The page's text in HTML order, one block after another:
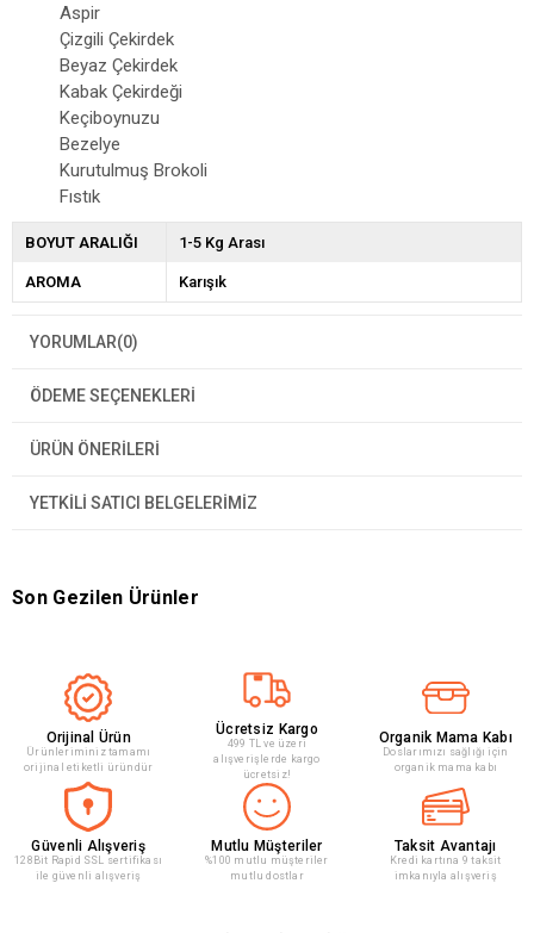
Aspir
Çizgili Çekirdek
Beyaz Çekirdek
Kabak Çekirdeği
Keçiboynuzu
Bezelye
Kurutulmuş Brokoli
Fıstık
BOYUT ARALIĞI 1-5 Kg Arası
AROMA Karışık
YORUMLAR(0)
ÖDEME SEÇENEKLERI
ÜRÜN ÖNERILERI
YETKİLİ SATICI BELGELERİMİZ
Son Gezilen Ürünler
Orijinal Ürün
Ürünleriminiz tamamı
orijinal etiketli üründür
Ücretsiz Kargo
499 TL ve üzeri
alışverişlerde kargo
ücretsiz!
Organik Mama Kabı
Doslarımızı sağlığı için
organik mama kabı
Güvenli Alışveriş
128Bit Rapid SSL sertifikası
ile güvenli alışveriş
Mutlu Müşteriler
%100 mutlu müşteriler
mutlu dostlar
Taksit Avantajı
Kredi kartına 9 taksit
imkanıyla alışveriş